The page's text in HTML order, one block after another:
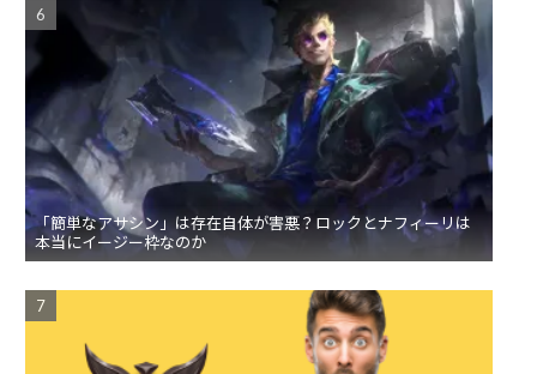
「簡単なアサシン」は存在自体が害悪？ロックとナフィーリは
本当にイージー枠なのか